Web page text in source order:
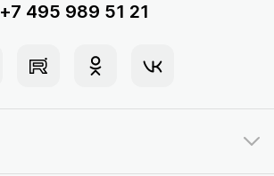
+7 495 989 51 21